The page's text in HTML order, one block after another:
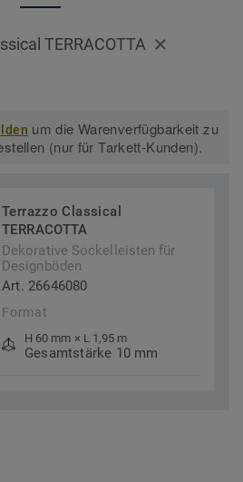
TERRACOTTA
um die Warenverfügbarkeit zu
(nur für Tarkett-Kunden).
Terrazzo Classical
TERRACOTTA
Dekorative Sockelleisten für
Designböden
Art. 26646080
Format
H 60 mm × L 1,95 m
Gesamtstärke 10 mm